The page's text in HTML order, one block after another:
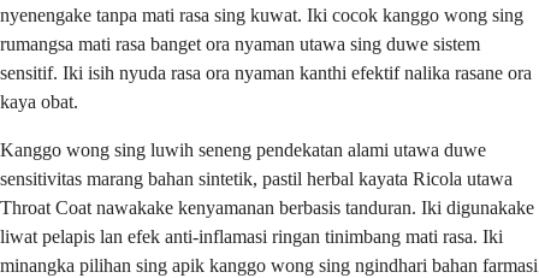
nyenengake tanpa mati rasa sing kuwat. Iki cocok kanggo wong sing
rumangsa mati rasa banget ora nyaman utawa sing duwe sistem
sensitif. Iki isih nyuda rasa ora nyaman kanthi efektif nalika rasane ora
kaya obat.
Kanggo wong sing luwih seneng pendekatan alami utawa duwe
sensitivitas marang bahan sintetik, pastil herbal kayata Ricola utawa
Throat Coat nawakake kenyamanan berbasis tanduran. Iki digunakake
liwat pelapis lan efek anti-inflamasi ringan tinimbang mati rasa. Iki
minangka pilihan sing apik kanggo wong sing ngindhari bahan farmasi